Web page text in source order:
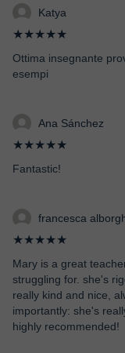
Katya
★★★★★
Ottima insegnante
esempi
Ana Sánchez
★★★★★
Fantastic!
francesca
★★★★★
Mary is a great
struggling for. she's
really kind and nice,
importantly: she's
highly recommended!